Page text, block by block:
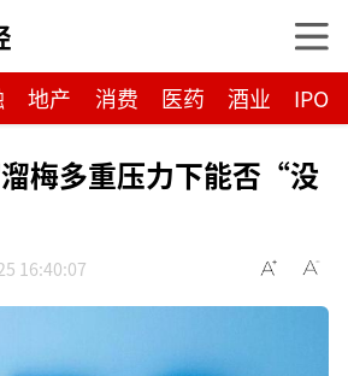
地产 消费 医药 酒业 IPO
梅多重压力下能否“没
16:40:07